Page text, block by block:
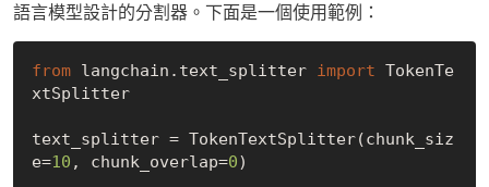
語言模型設計的分割器。下面是一個使用範例：
from langchain.text_splitter import TokenTe
xtSplitter
text_splitter = TokenTextSplitter(chunk_siz
e=10 , chunk_overlap=0)